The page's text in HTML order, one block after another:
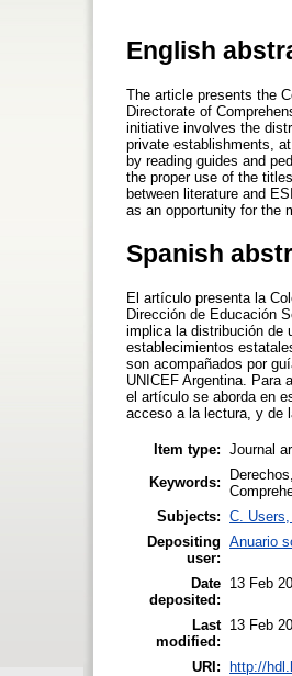
English
The article presents the
Directorate of
initiative involves the
private establishments,
by reading guides and
the proper use of the
between literature and
as an opportunity for the
Spanish
El artículo presenta la
Dirección de Educación
implica la distribución de
establecimientos
son acompañados por
UNICEF Argentina. Para
el artículo se aborda en
acceso a la lectura, y de
Item type: Journal
Keywords:
Subjects: C. Users,
Depositing
user:
Anuario
Date
deposited:
13 Feb
Last
modified:
13 Feb
URI: http://